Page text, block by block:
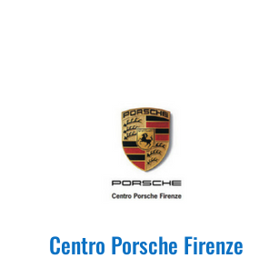
Centro Porsche Firenze